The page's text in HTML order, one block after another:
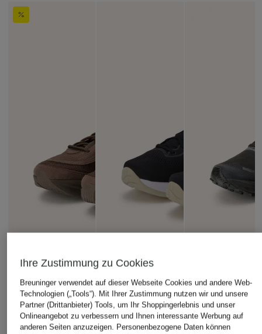
Ihre Zustimmung zu Cookies
Breuninger verwendet auf dieser Webseite Cookies und andere Web-
Technologien („Tools“). Mit Ihrer Zustimmung nutzen wir und unsere
Partner (Drittanbieter) Tools, um Ihr Shoppingerlebnis und unser
Onlineangebot zu verbessern und Ihnen interessante Werbung auf
anderen Seiten anzuzeigen. Personenbezogene Daten können